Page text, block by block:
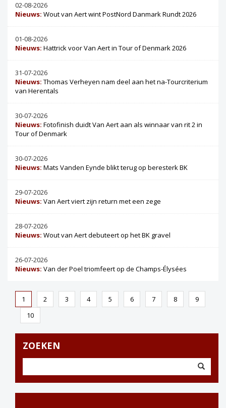
02-08-2026
Nieuws: Wout van Aert wint PostNord Danmark Rundt 2026
01-08-2026
Nieuws: Hattrick voor Van Aert in Tour of Denmark 2026
31-07-2026
Nieuws: Thomas Verheyen nam deel aan het na-Tourcriterium
van Herentals
30-07-2026
Nieuws: Fotofinish duidt Van Aert aan als winnaar van rit 2 in
Tour of Denmark
30-07-2026
Nieuws: Mats Vanden Eynde blikt terug op beresterk BK
29-07-2026
Nieuws: Van Aert viert zijn return met een zege
28-07-2026
Nieuws: Wout van Aert debuteert op het BK gravel
26-07-2026
Nieuws: Van der Poel triomfeert op de Champs-Élysées
1 2 3 4 5 6 7 8
9
10
ZOEKEN